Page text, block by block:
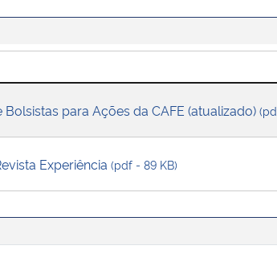
para Ações da CAFE (atualizado)
Experiência (pdf - 89 KB)